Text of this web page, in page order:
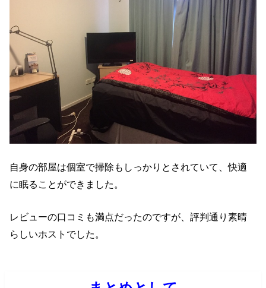
自身の部屋は個室で掃除もしっかりとされていて、快適
に眠ることができました。
レビューの口コミも満点だったのですが、評判通り素晴
らしいホストでした。